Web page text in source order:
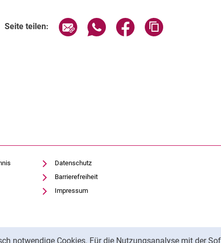
notwendige Cookies. Für die Nutzungsanalyse mit der
Seite teilen: Seite über E-Mail teilen
Seite über WhatsApp teilen
Seite über Facebook
Datenschutz
Barrierefreiheit
Impressum